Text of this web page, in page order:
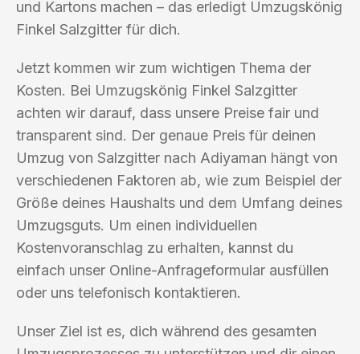
und Kartons machen – das erledigt Umzugskönig
Finkel Salzgitter für dich.
Jetzt kommen wir zum wichtigen Thema der
Kosten. Bei Umzugskönig Finkel Salzgitter
achten wir darauf, dass unsere Preise fair und
transparent sind. Der genaue Preis für deinen
Umzug von Salzgitter nach Adiyaman hängt von
verschiedenen Faktoren ab, wie zum Beispiel der
Größe deines Haushalts und dem Umfang deines
Umzugsguts. Um einen individuellen
Kostenvoranschlag zu erhalten, kannst du
einfach unser Online-Anfrageformular ausfüllen
oder uns telefonisch kontaktieren.
Unser Ziel ist es, dich während des gesamten